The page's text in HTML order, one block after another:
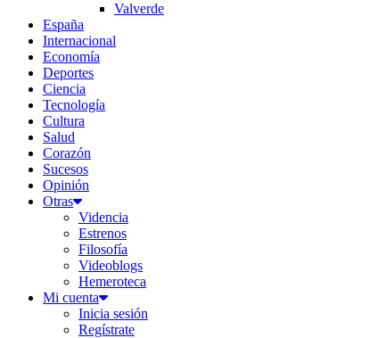
Valverde
España
Internacional
Economía
Deportes
Ciencia
Tecnología
Cultura
Salud
Corazón
Sucesos
Opinión
Otras
Videncia
Estrenos
Filosofía
Videoblogs
Hemeroteca
Mi cuenta
Inicia sesión
Regístrate